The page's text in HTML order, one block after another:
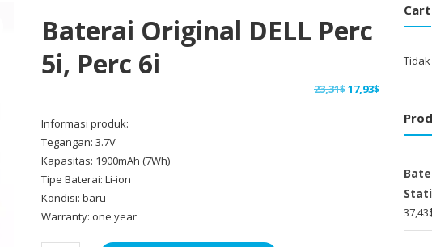
Baterai Original DELL Perc
5i, Perc 6i
23,31$Harga
17,93$Harga
Informasi produk:
Tegangan: 3.7V
Kapasitas: 1900mAh (7Wh)
Tipe Baterai: Li-ion
Kondisi: baru
Warranty: one year
Cart
37,43